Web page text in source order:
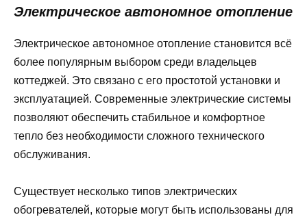
Электрическое автономное отопление
Электрическое автономное отопление становится всё
более популярным выбором среди владельцев
коттеджей. Это связано с его простотой установки и
эксплуатацией. Современные электрические системы
позволяют обеспечить стабильное и комфортное
тепло без необходимости сложного технического
обслуживания.
Существует несколько типов электрических
обогревателей, которые могут быть использованы для